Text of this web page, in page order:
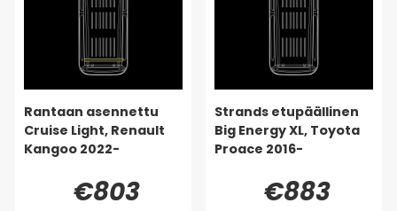
Rantaan asennettu
Cruise Light, Renault
Kangoo 2022-
€803
Strands etupäällinen
Big Energy XL, Toyota
Proace 2016-
€883